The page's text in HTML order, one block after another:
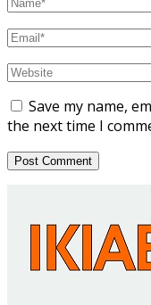
Save my name,
the next time I